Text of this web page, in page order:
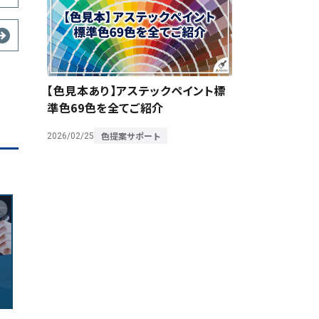
【色見本あり】アステックペイント標
準色69色を全てご紹介
2026/02/25 色提案サポート